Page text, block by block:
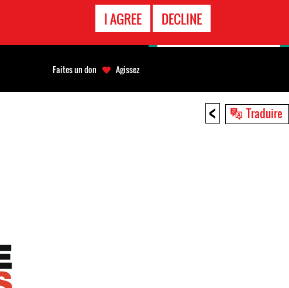
I AGREE DECLINE
< Traduire
Faites un don Agissez
D'URGENCE